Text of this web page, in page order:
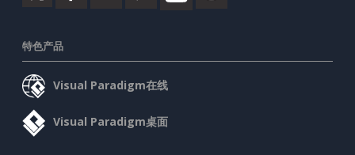
特色产品
Visual Paradigm在线
Visual Paradigm桌面